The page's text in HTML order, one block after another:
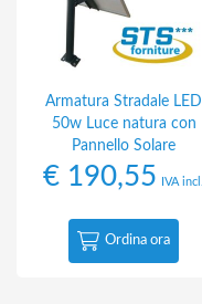
Armatura Stradale LED
50w Luce natura con
Pannello Solare
€ 190,55 IVA incl.
Ordina ora